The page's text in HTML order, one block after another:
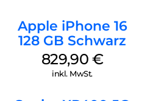
Apple iPhone 16
128 GB Schwarz
829,90 €
inkl. MwSt.